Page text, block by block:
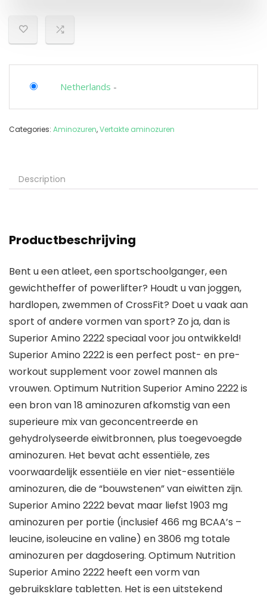
Netherlands -
Categories: Aminozuren,Vertakte aminozuren
Description
Productbeschrijving
Bent u een atleet, een sportschoolganger, een
gewichtheffer of powerlifter? Houdt u van joggen,
hardlopen, zwemmen of CrossFit? Doet u vaak aan
sport of andere vormen van sport? Zo ja, dan is
Superior Amino 2222 speciaal voor jou ontwikkeld!
Superior Amino 2222 is een perfect post- en pre-
workout supplement voor zowel mannen als
vrouwen. Optimum Nutrition Superior Amino 2222 is
een bron van 18 aminozuren afkomstig van een
superieure mix van geconcentreerde en
gehydrolyseerde eiwitbronnen, plus toegevoegde
aminozuren. Het bevat acht essentiële, zes
voorwaardelijk essentiële en vier niet-essentiële
aminozuren, die de “bouwstenen” van eiwitten zijn.
Superior Amino 2222 bevat maar liefst 1903 mg
aminozuren per portie (inclusief 466 mg BCAA’s –
leucine, isoleucine en valine) en 3806 mg totale
aminozuren per dagdosering. Optimum Nutrition
Superior Amino 2222 heeft een vorm van
gebruiksklare tabletten. Het is een uitstekend